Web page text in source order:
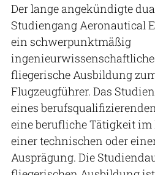
Der lange angekündigte
Studiengang Aeronautical
ein schwerpunktmäßig
fliegerische Ausbildung
Flugzeugführer. Das
eines
eine berufliche Tätigkeit
einer technischen oder
Ausprägung. Die